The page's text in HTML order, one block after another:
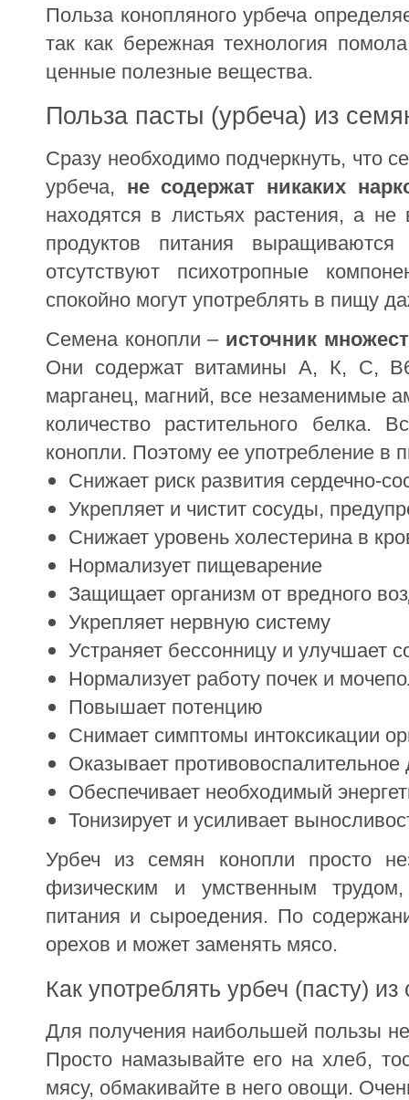
Польза конопляного урбеча
так как бережная технология
ценные полезные вещества.
Польза пасты (урбеча) из
Сразу необходимо подчеркнуть, что
урбеча, не содержат никаких
находятся в листьях растения, а
продуктов питания
отсутствуют психотропные
спокойно могут употреблять в пищу
Семена конопли – источник
Они содержат витамины А, К, С,
марганец, магний, все незаменимые
количество растительного
конопли. Поэтому ее употребление в
Снижает риск развития сердечно-
Укрепляет и чистит сосуды,
Снижает уровень холестерина в
Нормализует пищеварение
Защищает организм от вредного
Укрепляет нервную систему
Устраняет бессонницу и улучшает
Нормализует работу почек и
Повышает потенцию
Снимает симптомы интоксикации
Оказывает противовоспалительное
Обеспечивает необходимый
Тонизирует и усиливает
Урбеч из семян конопли просто
физическим и умственным
питания и сыроедения. По
орехов и может заменять мясо.
Как употреблять урбеч (пасту)
Для получения наибольшей пользы не
Просто намазывайте его на хлеб,
мясу, обмакивайте в него овощи.